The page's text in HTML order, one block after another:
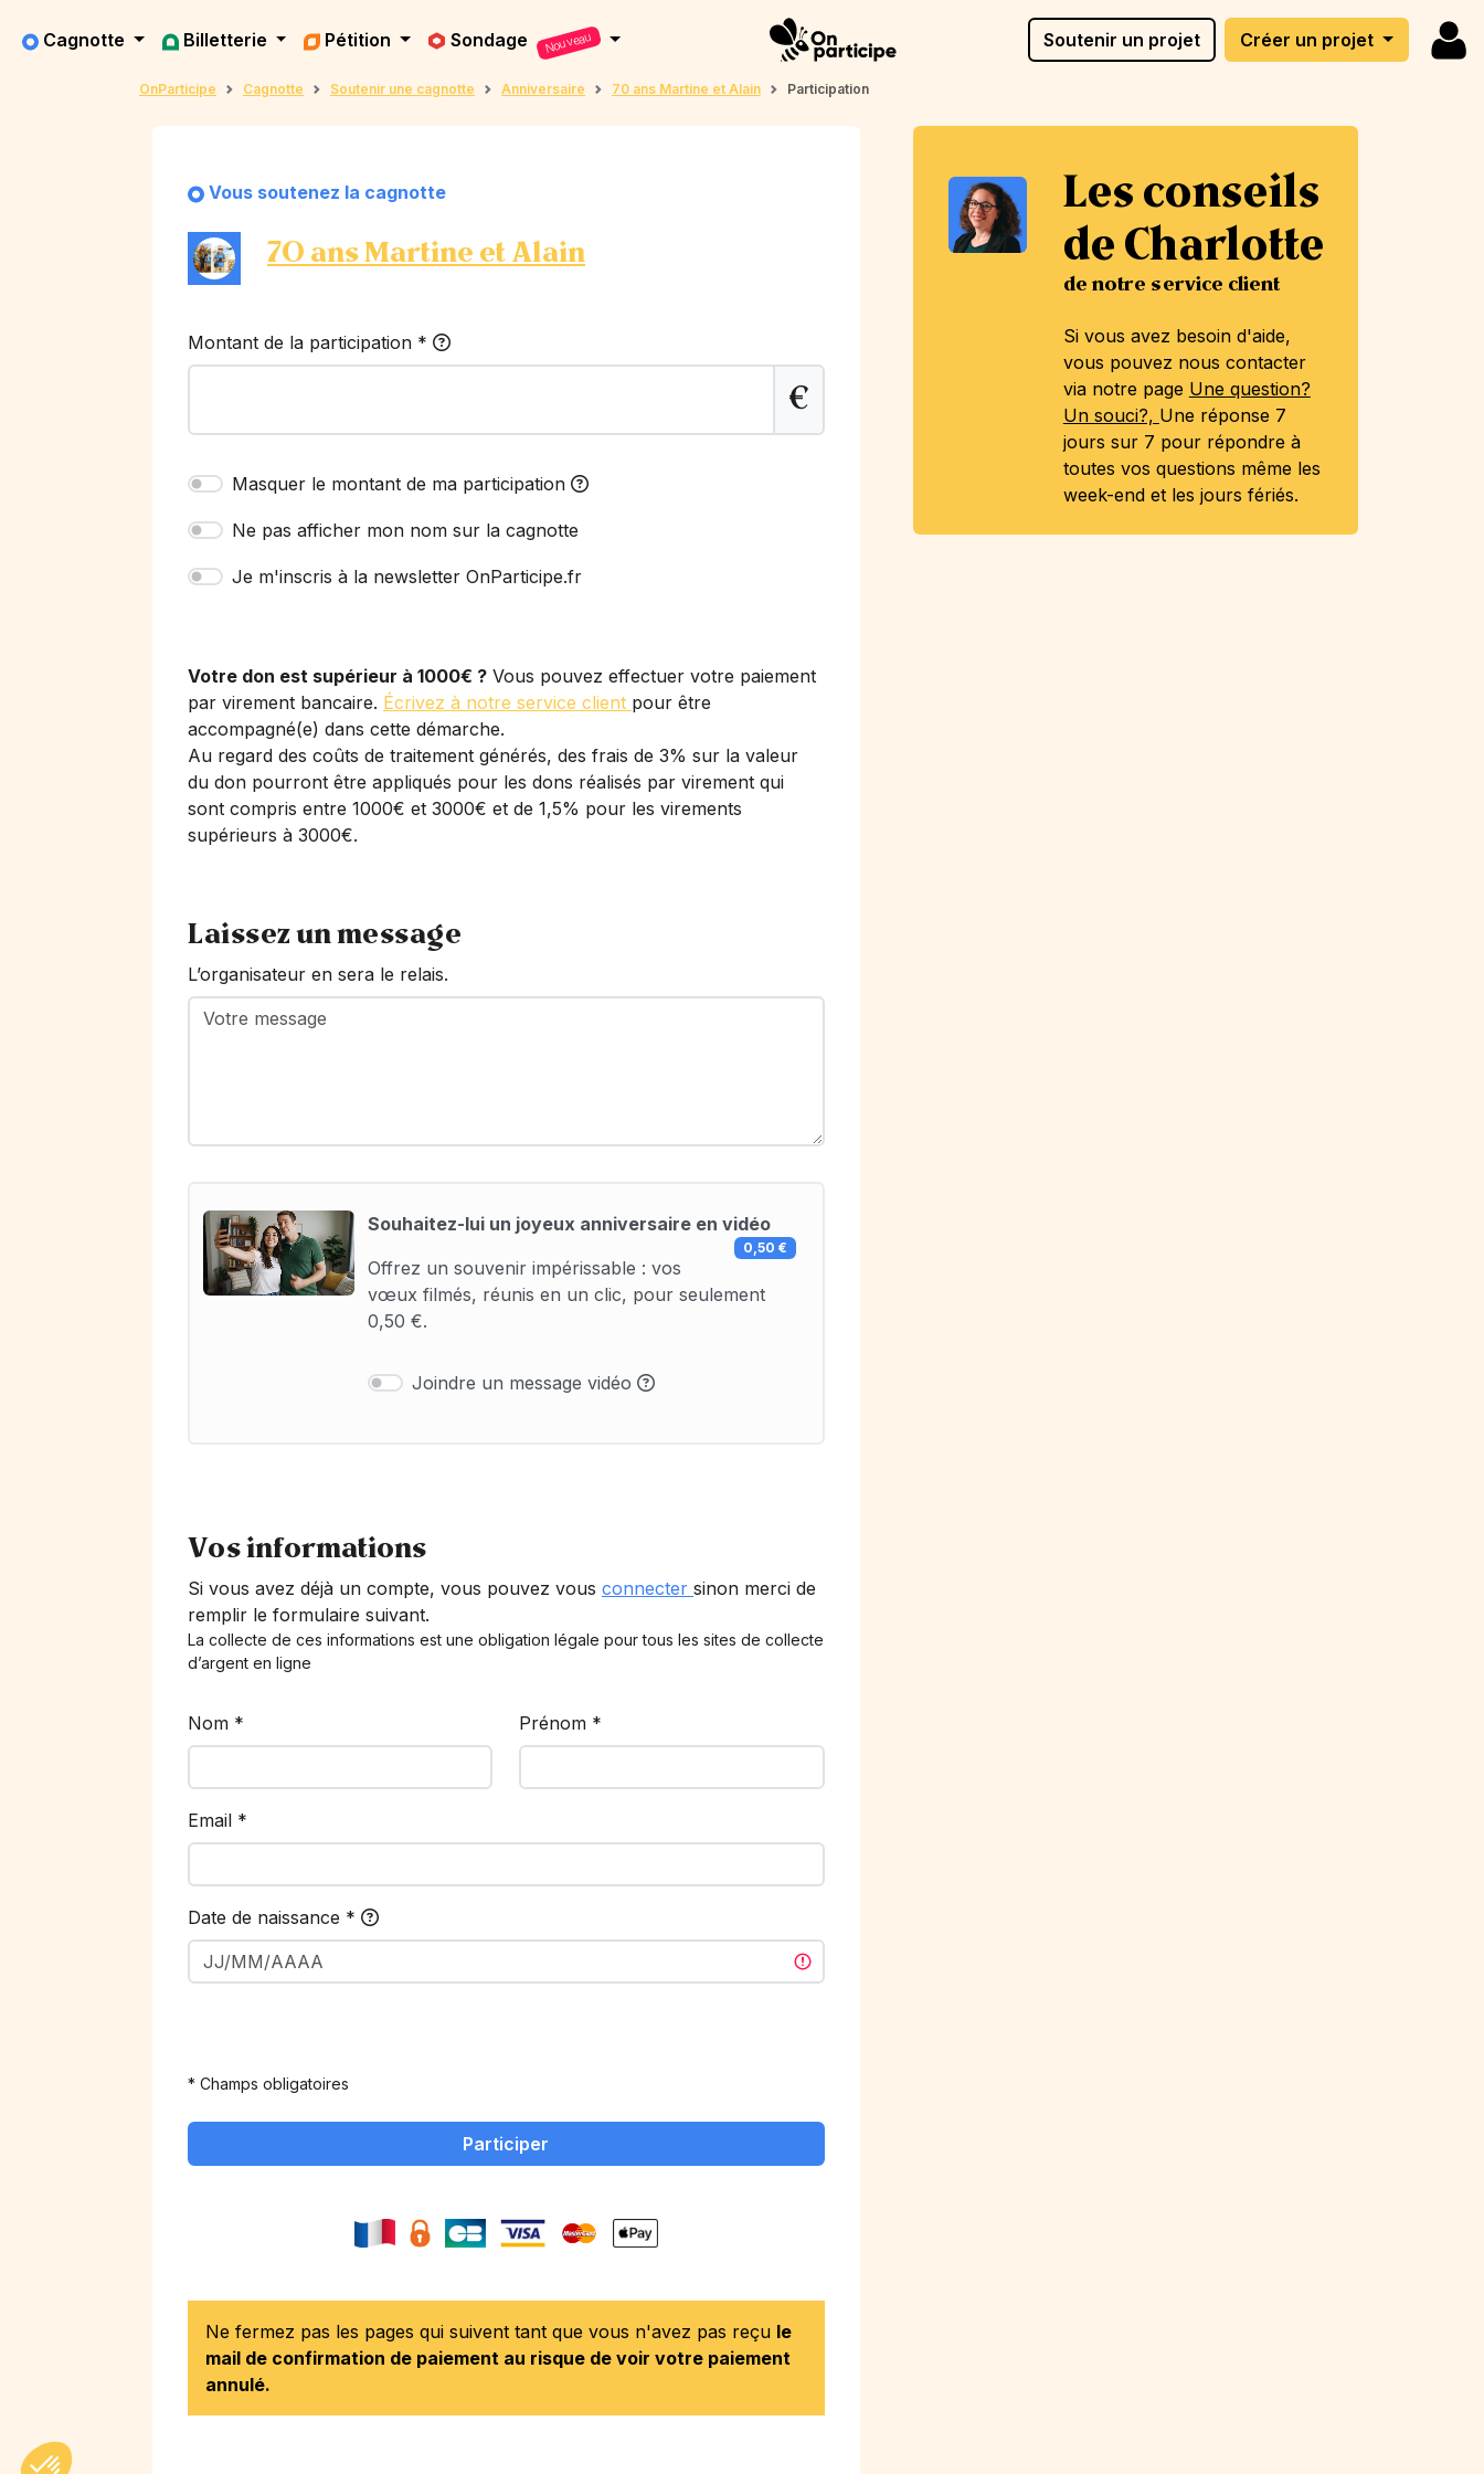
Cagnotte Billetterie Pétition Sondage Nouveau Soutenir un projet Créer un projet
OnParticipe Cagnotte Soutenir une cagnotte Anniversaire 70 ans Martine et Alain Participation
Les conseils
de Charlotte
de notre service client
Si vous avez besoin d'aide,
vous pouvez nous contacter
via notre page Une question?
Un souci?, Une réponse 7
jours sur 7 pour répondre à
toutes vos questions même les
week-end et les jours fériés.
Vous soutenez la cagnotte
70 ans Martine et Alain
Montant de la participation *
€
Masquer le montant de ma participation
Ne pas afficher mon nom sur la cagnotte
Je m'inscris à la newsletter OnParticipe.fr
Votre don est supérieur à 1000€ ? Vous pouvez effectuer votre paiement
par virement bancaire. Écrivez à notre service client pour être
accompagné(e) dans cette démarche.
Au regard des coûts de traitement générés, des frais de 3% sur la valeur
du don pourront être appliqués pour les dons réalisés par virement qui
sont compris entre 1000€ et 3000€ et de 1,5% pour les virements
supérieurs à 3000€.
Laissez un message
L’organisateur en sera le relais.
Souhaitez-lui un joyeux anniversaire en vidéo
0,50 €
Offrez un souvenir impérissable : vos
vœux filmés, réunis en un clic, pour seulement
0,50 €.
Joindre un message vidéo
Vos informations
Si vous avez déjà un compte, vous pouvez vous connecter sinon merci de
remplir le formulaire suivant.
La collecte de ces informations est une obligation légale pour tous les sites de collecte
d’argent en ligne
Nom * Prénom *
Email *
Date de naissance *
* Champs obligatoires
Participer
Ne fermez pas les pages qui suivent tant que vous n'avez pas reçu le
mail de confirmation de paiement au risque de voir votre paiement
annulé.